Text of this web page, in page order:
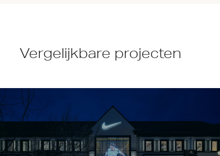
Vergelijkbare projecten